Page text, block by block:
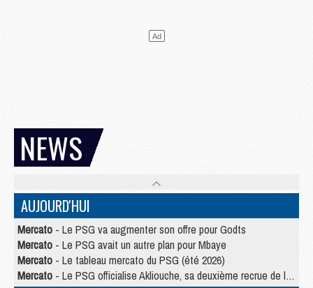
NEWS
AUJOURD'HUI
Mercato - Le PSG va augmenter son offre pour Godts
Mercato - Le PSG avait un autre plan pour Mbaye
Mercato - Le tableau mercato du PSG (été 2026)
Mercato - Le PSG officialise Akliouche, sa deuxième recrue de l’été